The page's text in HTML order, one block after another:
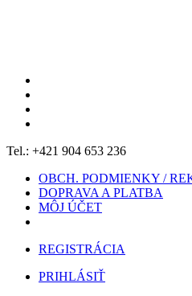
Tel.: +421 904 653 236
OBCH. PODMIENKY /
DOPRAVA A PLATBA
MÔJ ÚČET
REGISTRÁCIA
PRIHLÁSIŤ